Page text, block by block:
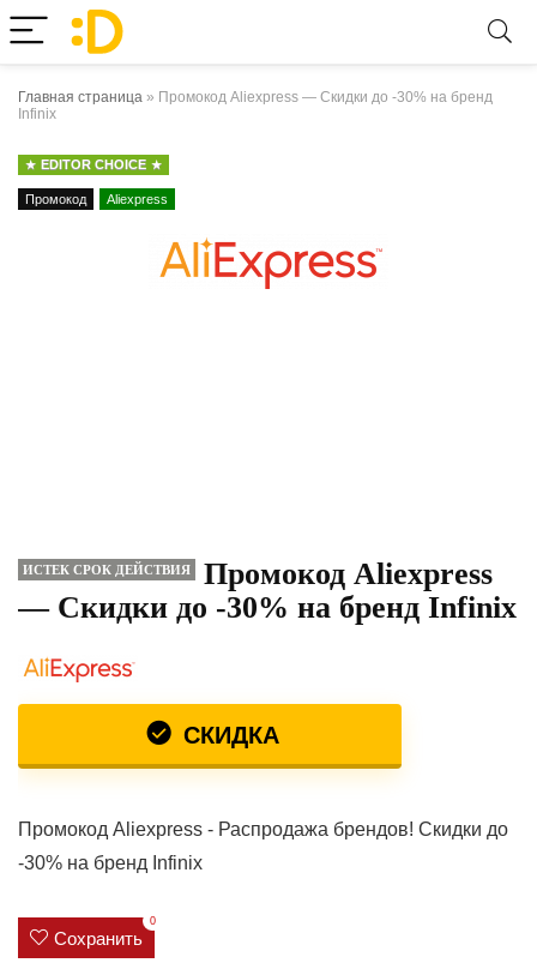
Главная страница » Промокод Aliexpress — Скидки до -30% на бренд
Infinix
EDITOR CHOICE
Промокод Aliexpress
ИСТЕК СРОК ДЕЙСТВИЯ
Промокод Aliexpress
— Скидки до -30% на бренд Infinix
СКИДКА
Промокод Aliexpress - Распродажа брендов! Скидки до
-30% на бренд Infinix
Сохранить
0